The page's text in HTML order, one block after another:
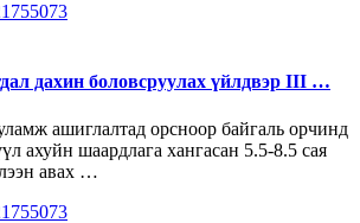
дахин боловсруулах үйлдвэр III …
ашиглалтад орсноор байгаль орчинд
ахуйн шаардлага хангасан 5.5-8.5 сая
авах …